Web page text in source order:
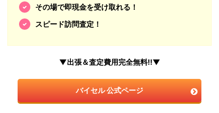
その場で即現金を受け取れる！
スピード訪問査定！
▼出張＆査定費用完全無料!!▼
バイセル 公式ページ